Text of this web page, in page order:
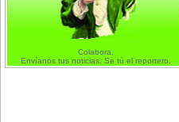
Colabora.
Envíanos tus noticias. Se tú el reportero.